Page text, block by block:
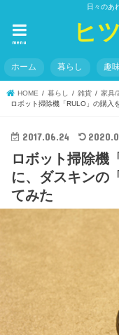
日々のあ
ヒ
menu
ホーム 暮らし 趣
HOME 暮らし 雑貨
家具/
ロボット掃除機「RULO」の購入
2017.06.24
ロボット掃除機
に、ダスキンの
てみた